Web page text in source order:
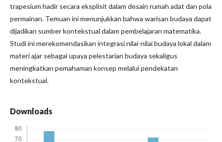
trapesium hadir secara eksplisit dalam desain rumah adat dan pola
permainan. Temuan ini menunjukkan bahwa warisan budaya dapat
dijadikan sumber kontekstual dalam pembelajaran matematika.
Studi ini merekomendasikan integrasi nilai-nilai budaya lokal dalam
materi ajar sebagai upaya pelestarian budaya sekaligus
meningkatkan pemahaman konsep melalui pendekatan
kontekstual.
Downloads